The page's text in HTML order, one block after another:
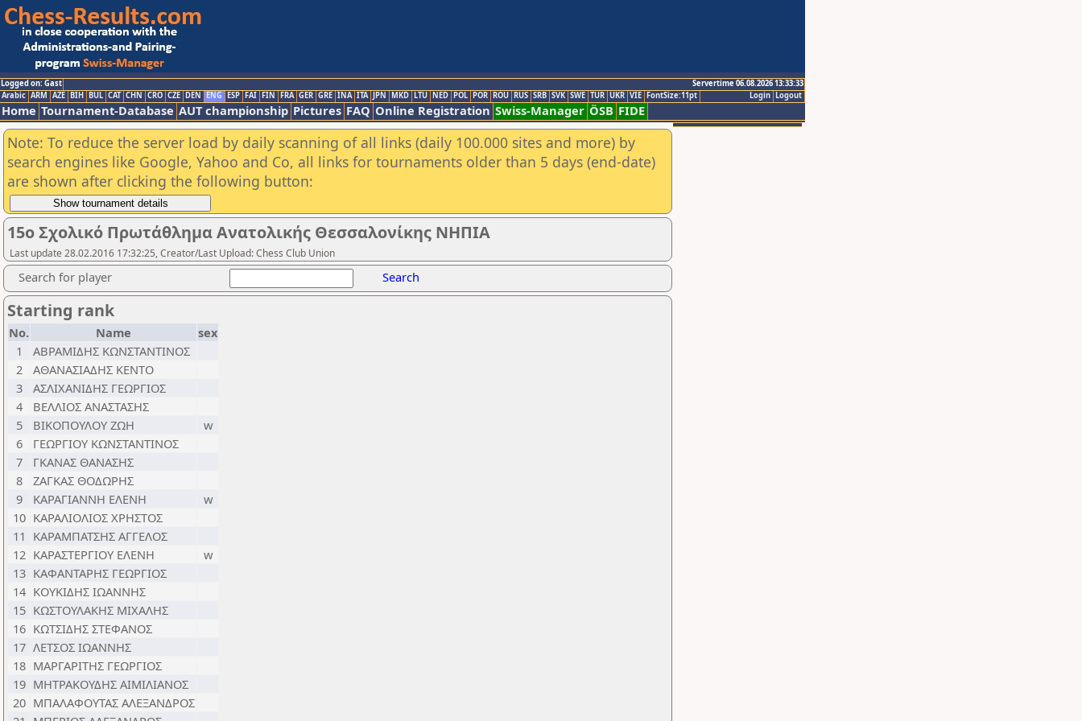
Logged on: Gast
Servertime 06.08.2026 13:33:33
Logout
Login
Arabic ARM AZE BIH BUL CAT CHN CRO CZE DEN ENG ESP FAI FIN FRA GER GRE INA ITA JPN MKD LTU NED POL POR ROU RUS SRB SVK SWE TUR UKR VIE FontSize:11pt
Home Tournament-Database AUT championship Pictures FAQ Online Registration Swiss-Manager ÖSB FIDE
Note: To reduce the server load by daily scanning of all links (daily 100.000 sites and more) by
search engines like Google, Yahoo and Co, all links for tournaments older than 5 days (end-date)
are shown after clicking the following button:
15ο Σχολικό Πρωτάθλημα Ανατολικής Θεσσαλονίκης ΝΗΠΙΑ
Last update 28.02.2016 17:32:25, Creator/Last Upload: Chess Club Union
Search for player Search
Starting rank
No. Name
sex
1
ΑΒΡΑΜΙΔΗΣ ΚΩΝΣΤΑΝΤΙΝΟΣ
2
ΑΘΑΝΑΣΙΑΔΗΣ ΚΕΝΤΟ
3
ΑΣΛΙΧΑΝΙΔΗΣ ΓΕΩΡΓΙΟΣ
4
ΒΕΛΛΙΟΣ ΑΝΑΣΤΑΣΗΣ
5
ΒΙΚΟΠΟΥΛΟΥ ΖΩΗ
w
6
ΓΕΩΡΓΙΟΥ ΚΩΝΣΤΑΝΤΙΝΟΣ
7
ΓΚΑΝΑΣ ΘΑΝΑΣΗΣ
8
ΖΑΓΚΑΣ ΘΟΔΩΡΗΣ
9
ΚΑΡΑΓΙΑΝΝΗ ΕΛΕΝΗ
w
10 ΚΑΡΑΛΙΟΛΙΟΣ ΧΡΗΣΤΟΣ
11 ΚΑΡΑΜΠΑΤΣΗΣ ΑΓΓΕΛΟΣ
12 ΚΑΡΑΣΤΕΡΓΙΟΥ ΕΛΕΝΗ
w
13 ΚΑΦΑΝΤΑΡΗΣ ΓΕΩΡΓΙΟΣ
14 ΚΟΥΚΙΔΗΣ ΙΩΑΝΝΗΣ
15 ΚΩΣΤΟΥΛΑΚΗΣ ΜΙΧΑΛΗΣ
16 ΚΩΤΣΙΔΗΣ ΣΤΕΦΑΝΟΣ
17 ΛΕΤΣΟΣ ΙΩΑΝΝΗΣ
18 ΜΑΡΓΑΡΙΤΗΣ ΓΕΩΡΓΙΟΣ
19 ΜΗΤΡΑΚΟΥΔΗΣ ΑΙΜΙΛΙΑΝΟΣ
20 ΜΠΑΛΑΦΟΥΤΑΣ ΑΛΕΞΑΝΔΡΟΣ